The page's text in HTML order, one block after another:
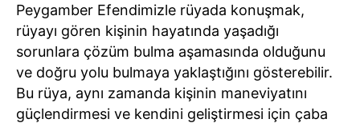
Peygamber Efendimizle rüyada konuşmak,
rüyayı gören kişinin hayatında yaşadığı
sorunlara çözüm bulma aşamasında olduğunu
ve doğru yolu bulmaya yaklaştığını gösterebilir.
Bu rüya, aynı zamanda kişinin maneviyatını
güçlendirmesi ve kendini geliştirmesi için çaba